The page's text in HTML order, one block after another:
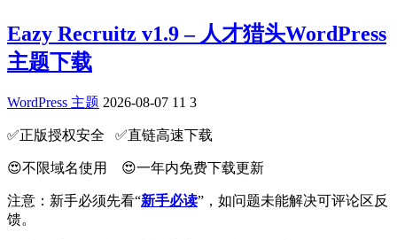
Eazy Recruitz v1.9 – 人才猎头WordPress
主题下载
WordPress 主题 2026-08-07 11 3
✅️正版授权安全 ✅️直链高速下载
😍不限域名使用 😍一年内免费下载更新
注意：新手必须先看“新手必读”，如问题未能解决可评论区反
馈。